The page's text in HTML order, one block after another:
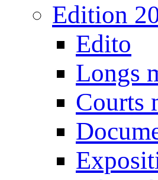
Edition
Edito
Longs
Courts